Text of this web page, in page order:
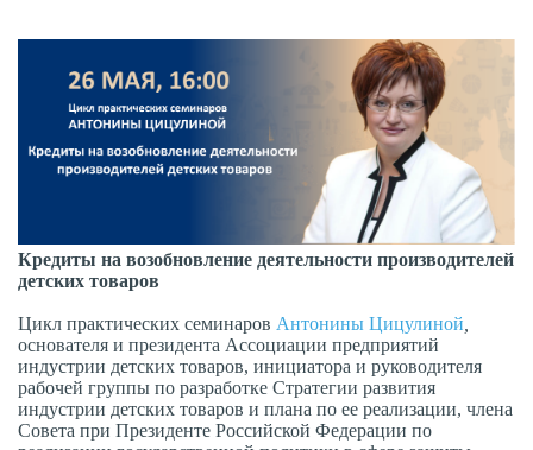
Кредиты на возобновление деятельности производителей
детских товаров
Цикл практических семинаров Антонины Цицулиной
основателя и президента Ассоциации предприятий
индустрии детских товаров, инициатора и руководителя
рабочей группы по разработке Стратегии развития
индустрии детских товаров и плана по ее реализации, члена
Совета при Президенте Российской Федерации по